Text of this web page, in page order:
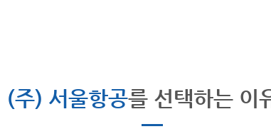
(주) 서울항공를 선택하는 이